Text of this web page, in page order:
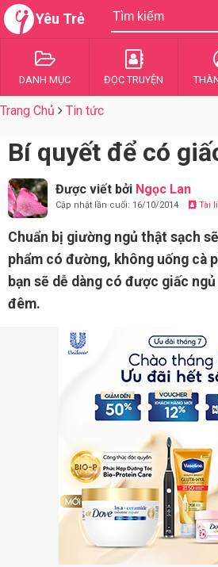
Yêu Trẻ
DANH MỤC ĐỌC TRUYỆN
Trang Chủ Tin tức
Bí quyết để có
Được viết bởi Ngọc Lan
Cập nhật lần cuối: 16/10/2014 Tài
Chuẩn bị giường ngủ thật sạch
phẩm có đường, không uống cà
bạn sẽ dễ dàng có được giấc
đêm.